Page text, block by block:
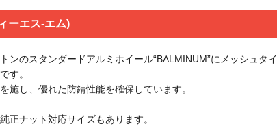
ーエス-エム)
ンのスタンダードアルミホイール“BALMINUM”にメッシュタイ
す。
施し、優れた防錆性能を確保しています。
正ナット対応サイズもあります。